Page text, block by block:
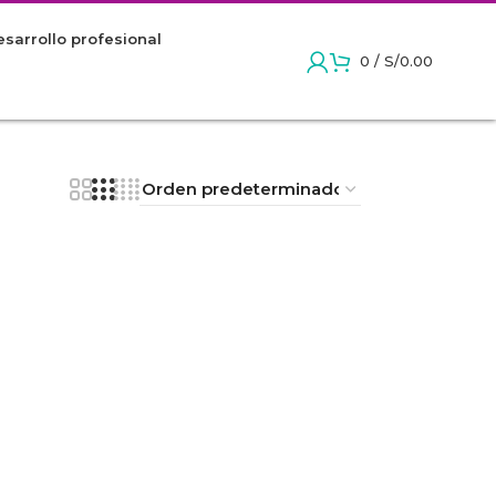
profesional
0 / S/0.00